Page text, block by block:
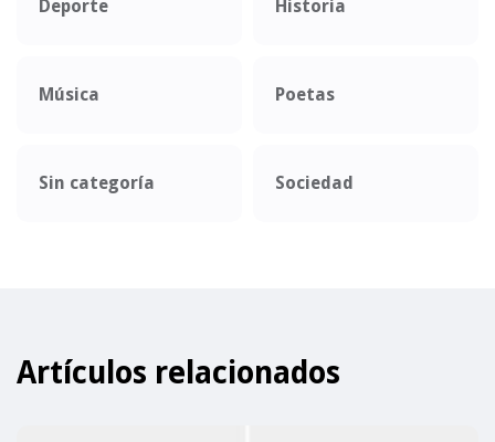
Deporte Historia
Música Poetas
Sin categoría Sociedad
Artículos relacionados